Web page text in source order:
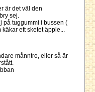
är det väl den
sej.
på tuggummi i bussen (
ett sketet äpple...
månntro, eller så är